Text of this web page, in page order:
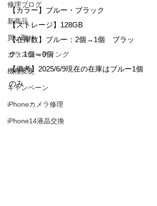
修理ブログ
新商品
買い取り
ガラスコーティング
機種変更
キャンペーン
iPhoneカメラ修理
iPhone14液晶交換
【カラー】ブルー・ブラック
【ストレージ】128GB
【在庫数】ブルー：2個→1個　ブラッ
ク：1個→0個
【備考】2025/6/9現在の在庫はブルー1個
のみ